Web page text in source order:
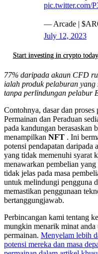
pic.twitter.com/
— Arcade |
July 12, 2023
Start investing in crypto
77% daripada akaun CFD
ialah produk pelaburan
tanpa perlindungan pelabur
Contohnya, dasar dan
Permainan dan Peraduan
pada kandungan berasaskan
menampilkan NFT . Ini
potensi pendapatan
yang tidak memenuhi syarat
menawarkan pembelian
tidak jelas pada masa
untuk melindungi pengguna
memastikan penggunaan
bertanggungjawab.
Perbincangan kami tentang
mungkin menarik minat
permainan. Menyelam lebih
potensi mereka dan masa